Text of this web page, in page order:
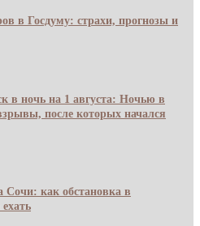
в Госдуму: страхи, прогнозы и
в ночь на 1 августа: Ночью в
после которых начался
Сочи: как обстановка в